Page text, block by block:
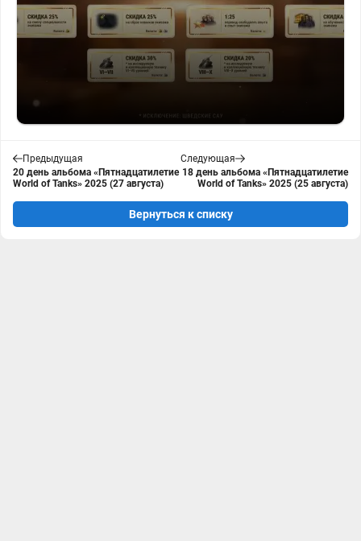
Предыдущая
20 день альбома «Пятнадцатилетие
World of Tanks» 2025 (27 августа)
Следующая
18 день альбома «Пятнадцатилетие
World of Tanks» 2025 (25 августа)
Вернуться к списку